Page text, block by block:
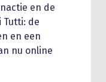
en de
Tutti: de
en een
nu online